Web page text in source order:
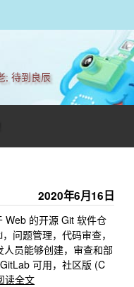
; 待到良辰
2020年6月16日
Web 的开源 Git 软件仓
问题管理，代码审查，
员能够创建，审查和部
可用，社区版 (C
读全文